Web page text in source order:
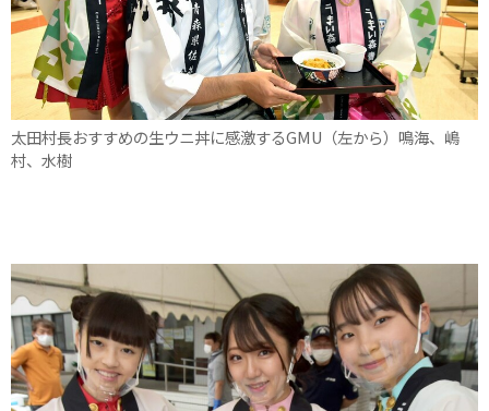
太田村長おすすめの生ウニ丼に感激するGMU（左から）鳴海、嶋
村、水樹